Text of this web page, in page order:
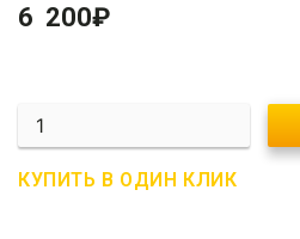
6 200₽
Количество
G01-
0028
КУПИТЬ В ОДИН КЛИК